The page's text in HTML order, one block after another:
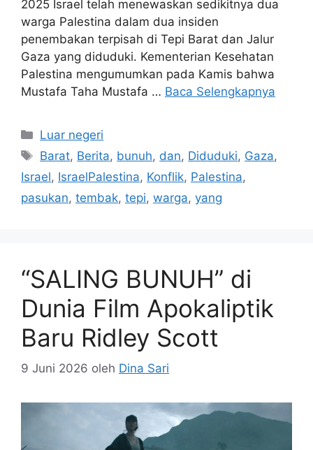
2025 Israel telah menewaskan sedikitnya dua
warga Palestina dalam dua insiden
penembakan terpisah di Tepi Barat dan Jalur
Gaza yang diduduki. Kementerian Kesehatan
Palestina mengumumkan pada Kamis bahwa
Mustafa Taha Mustafa … Baca Selengkapnya
Kategori
Luar negeri
Tag
Barat, Berita, bunuh, dan, Diduduki, Gaza,
Israel, IsraelPalestina, Konflik, Palestina,
pasukan, tembak, tepi, warga, yang
“SALING BUNUH” di
Dunia Film Apokaliptik
Baru Ridley Scott
9 Juni 2026 oleh Dina Sari